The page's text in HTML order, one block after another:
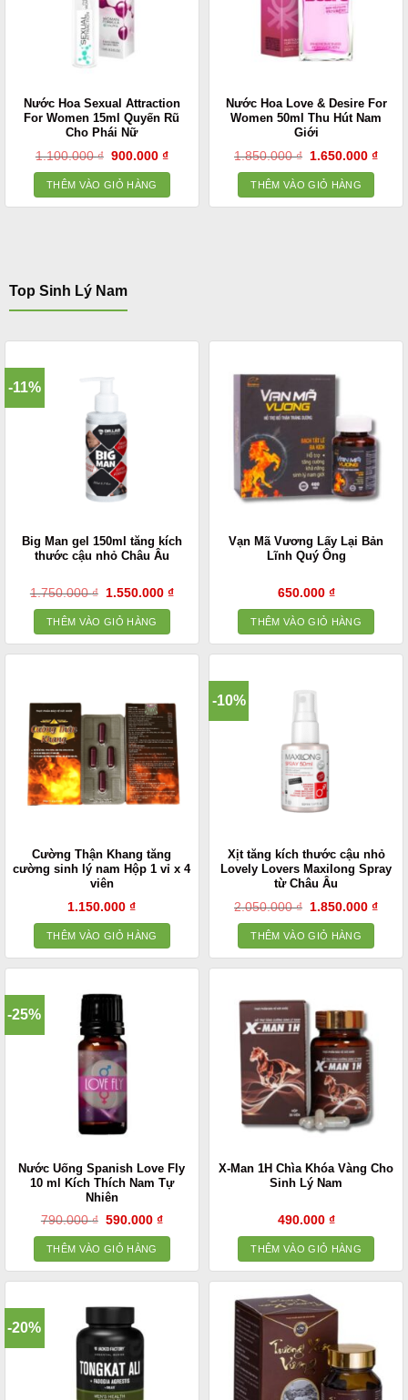
Nước Hoa Sexual Attraction
For Women 15ml Quyến Rũ
Cho Phái Nữ
1.100.000₫ Giá
là:
1.100.000 ₫.
900.000 ₫Giá
tại
THÊM VÀO GIỎ HÀNG
Nước Hoa Love & Desire For
Women 50ml Thu Hút Nam
Giới
1.850.000₫ Giá
là:
1.850.000 ₫.
1.650.000₫Giá
THÊM VÀO GIỎ HÀNG
Top Sinh Lý Nam
-11%
Big Man gel 150ml tăng kích
thước cậu nhỏ Châu Âu
1.750.000₫
Giá
là:
1.750.000 ₫.
1.550.000 ₫Giá
1.550.000 ₫.
THÊM VÀO GIỎ HÀNG
Vạn Mã Vương Lấy Lại Bản
Lĩnh Quý Ông
650.000 ₫
THÊM VÀO GIỎ HÀNG
Cường Thận Khang tăng
cường sinh lý nam Hộp 1 vỉ x 4
viên
1.150.000₫
THÊM VÀO GIỎ HÀNG
-10%
Xịt tăng kích thước cậu nhỏ
Lovely Lovers Maxilong Spray
từ Châu Âu
2.050.000₫ Giá
là:
2.050.000 ₫.
1.850.000₫Giá
THÊM VÀO GIỎ HÀNG
-25%
Nước Uống Spanish Love Fly
10 ml Kích Thích Nam Tự
Nhiên
790.000₫ Giá
là:
790.000 ₫.
590.000 ₫Giá
tại
590.000 ₫.
THÊM VÀO GIỎ HÀNG
X-Man 1H Chìa Khóa Vàng Cho
Sinh Lý Nam
490.000 ₫
THÊM VÀO GIỎ HÀNG
-20%